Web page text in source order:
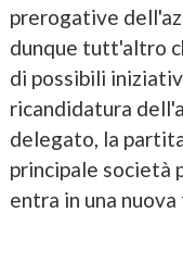
prerogative
dunque tutt'altro
di possibili
ricandidatura
delegato, la
principale società
entra in una nuova